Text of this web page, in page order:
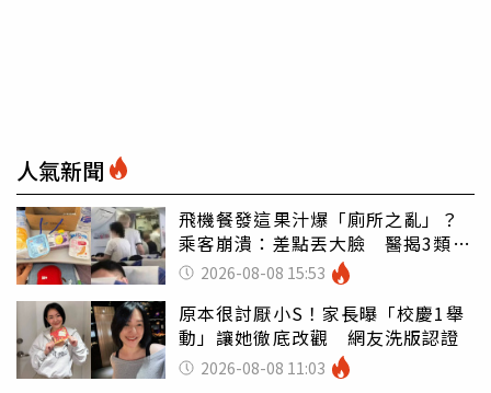
人氣新聞
飛機餐發這果汁爆「廁所之亂」？
乘客崩潰：差點丟大臉 醫揭3類人
別亂喝
2026-08-08 15:53
原本很討厭小S！家長曝「校慶1舉
動」讓她徹底改觀 網友洗版認證
2026-08-08 11:03